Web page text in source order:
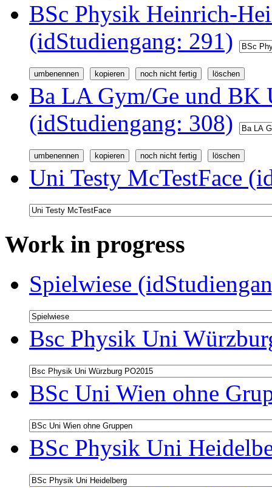
BSc Physik Heinrich-
(idStudiengang: 291)
Ba LA Gym/Ge und BK
(idStudiengang: 308)
Uni Testy McTestFace
Work in progress
Spielwiese
Bsc Physik Uni
BSc Uni Wien ohne
BSc Physik Uni